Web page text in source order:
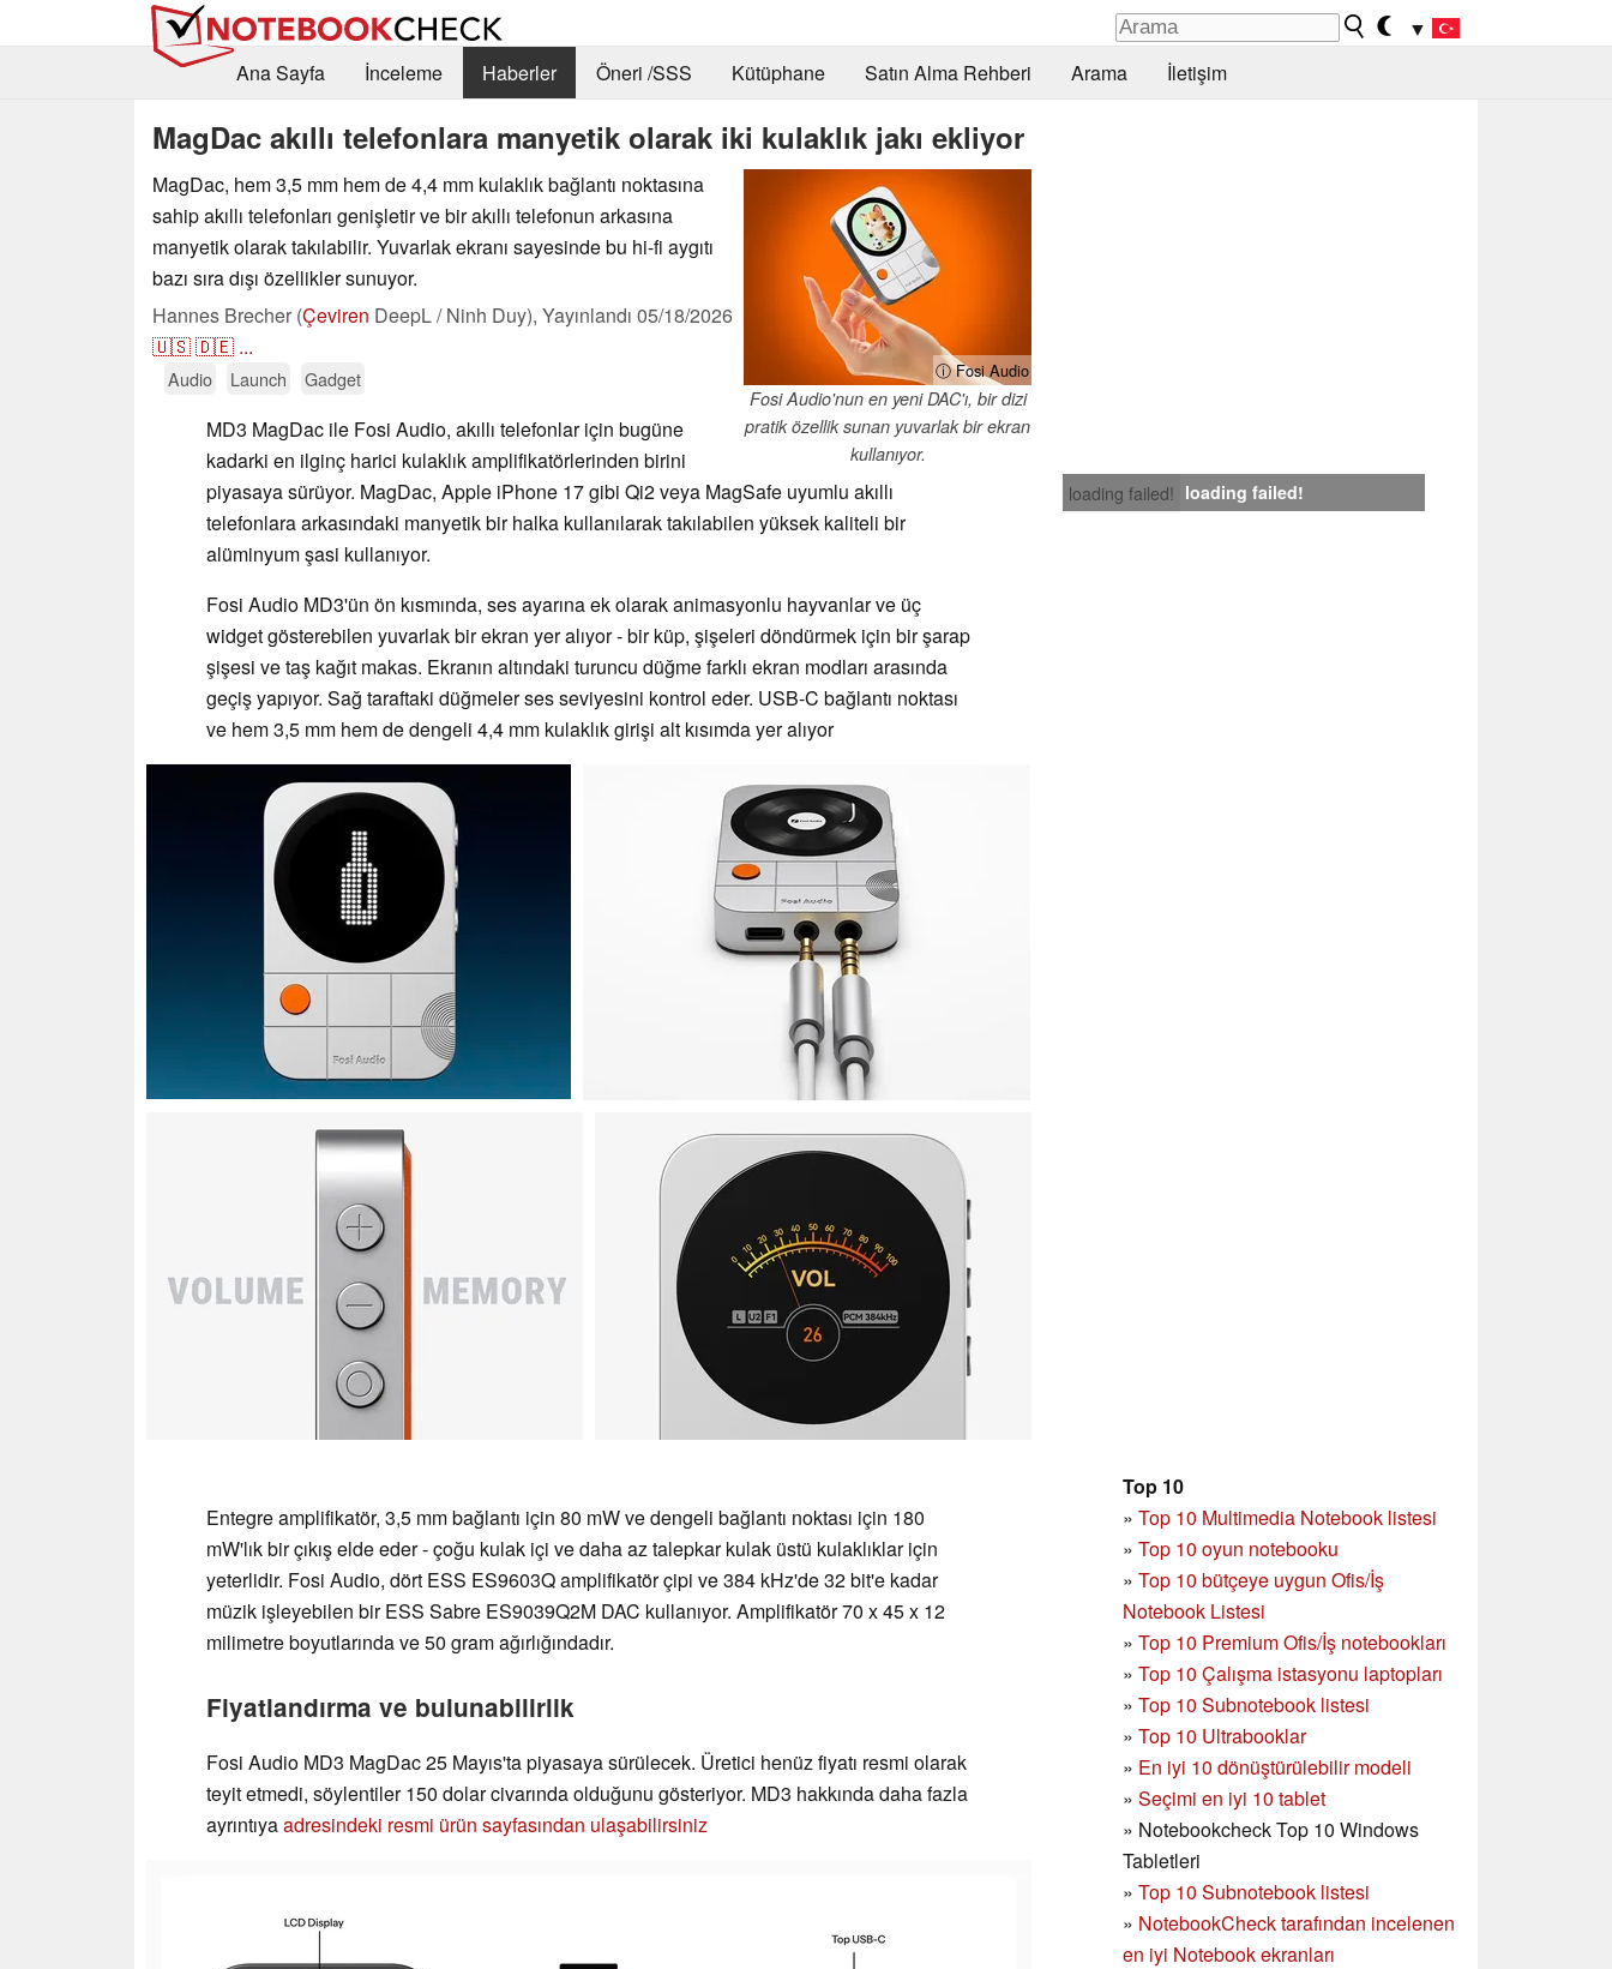
▼
Ana Sayfa
İnceleme Haberler Öneri /SSS Kütüphane Satın Alma Rehberi Arama İletişim
MagDac akıllı telefonlara manyetik olarak iki kulaklık jakı ekliyor
ⓘ Fosi Audio
Fosi Audio'nun en yeni DAC'ı, bir dizi
pratik özellik sunan yuvarlak bir ekran
kullanıyor.
MagDac, hem 3,5 mm hem de 4,4 mm kulaklık bağlantı noktasına
sahip akıllı telefonları genişletir ve bir akıllı telefonun arkasına
manyetik olarak takılabilir. Yuvarlak ekranı sayesinde bu hi-fi aygıtı
bazı sıra dışı özellikler sunuyor.
Hannes Brecher (Çeviren DeepL / Ninh Duy), Yayınlandı 05/18/2026
🇺🇸🇩🇪 ...
Audio Launch Gadget
loading failed! loading failed!
MD3 MagDac ile Fosi Audio, akıllı telefonlar için bugüne
kadarki en ilginç harici kulaklık amplifikatörlerinden birini
piyasaya sürüyor. MagDac, Apple iPhone 17 gibi Qi2 veya MagSafe uyumlu akıllı
telefonlara arkasındaki manyetik bir halka kullanılarak takılabilen yüksek kaliteli bir
alüminyum şasi kullanıyor.
Fosi Audio MD3'ün ön kısmında, ses ayarına ek olarak animasyonlu hayvanlar ve üç
widget gösterebilen yuvarlak bir ekran yer alıyor - bir küp, şişeleri döndürmek için bir şarap
şişesi ve taş kağıt makas. Ekranın altındaki turuncu düğme farklı ekran modları arasında
geçiş yapıyor. Sağ taraftaki düğmeler ses seviyesini kontrol eder. USB-C bağlantı noktası
ve hem 3,5 mm hem de dengeli 4,4 mm kulaklık girişi alt kısımda yer alıyor
Top 10
» Top 10 Multimedia Notebook listesi
» Top 10 oyun notebooku
» Top 10 bütçeye uygun Ofis/İş
Notebook Listesi
» Top 10 Premium Ofis/İş notebookları
» Top 10 Çalışma istasyonu laptopları
» Top 10 Subnotebook listesi
» Top 10 Ultrabooklar
» En iyi 10 dönüştürülebilir modeli
» Seçimi en iyi 10 tablet
» Notebookcheck Top 10 Windows
Tabletleri
» Top 10 Subnotebook listesi
» NotebookCheck tarafından incelenen
en iyi Notebook ekranları
Entegre amplifikatör, 3,5 mm bağlantı için 80 mW ve dengeli bağlantı noktası için 180
mW'lık bir çıkış elde eder - çoğu kulak içi ve daha az talepkar kulak üstü kulaklıklar için
yeterlidir. Fosi Audio, dört ESS ES9603Q amplifikatör çipi ve 384 kHz'de 32 bit'e kadar
müzik işleyebilen bir ESS Sabre ES9039Q2M DAC kullanıyor. Amplifikatör 70 x 45 x 12
milimetre boyutlarında ve 50 gram ağırlığındadır.
Fiyatlandırma ve bulunabilirlik
Fosi Audio MD3 MagDac 25 Mayıs'ta piyasaya sürülecek. Üretici henüz fiyatı resmi olarak
teyit etmedi, söylentiler 150 dolar civarında olduğunu gösteriyor. MD3 hakkında daha fazla
ayrıntıyaadresindeki resmi ürün sayfasından ulaşabilirsiniz